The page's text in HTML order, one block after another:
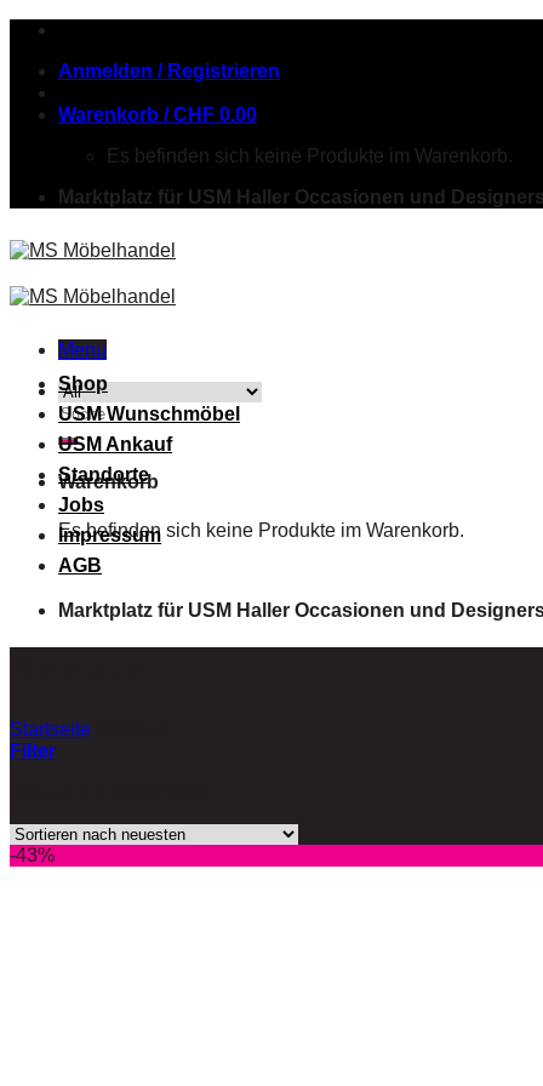
Skip
contentAnmelden / Registrieren
Warenkorb /CHF 0.00
Es befinden sich keine Produkte im Warenkorb.
Marktplatz für USM Haller Occasionen und
Menu
Suche
nach:
Warenkorb
Es befinden sich keine Produkte im Warenkorb.
Shop
USM Wunschmöbel
USM Ankauf
Standorte
Jobs
Impressum
AGB
Marktplatz für USM Haller Occasionen und
Startseite
Filter
-43%